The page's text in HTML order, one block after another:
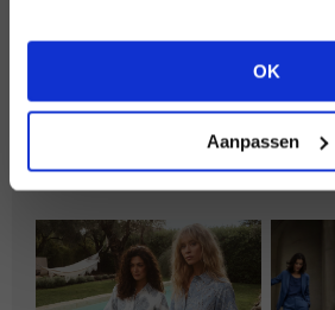
OK
Aanpassen
NOG GEEN
aan of bekijk de andere
BEKIJK ALLE
Aaiko